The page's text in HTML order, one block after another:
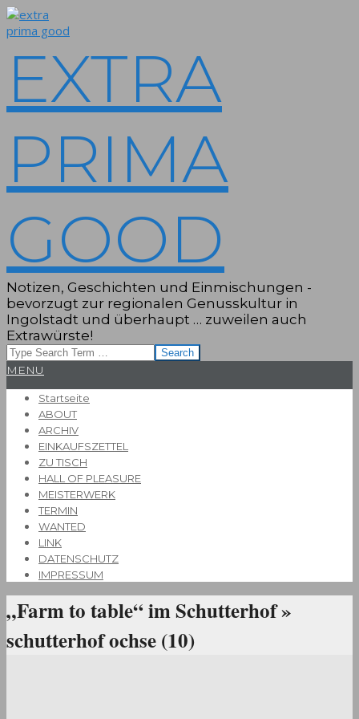
Skip
to
EXTRA
PRIMA
GOOD
Notizen, Geschichten und Einmischungen -
bevorzugt zur regionalen Genusskultur in
Ingolstadt und überhaupt … zuweilen auch
Extrawürste!
Search
Primary
Menu
MENU
Startseite
ABOUT
ARCHIV
EINKAUFSZETTEL
ZU TISCH
HALL OF PLEASURE
MEISTERWERK
TERMIN
WANTED
LINK
DATENSCHUTZ
IMPRESSUM
„Farm to table“ im Schutterhof »
schutterhof ochse (10)